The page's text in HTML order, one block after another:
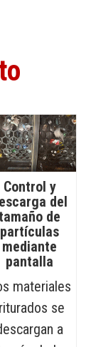
Control y
del
de
partículas
mediante
pantalla
materiales
se
a